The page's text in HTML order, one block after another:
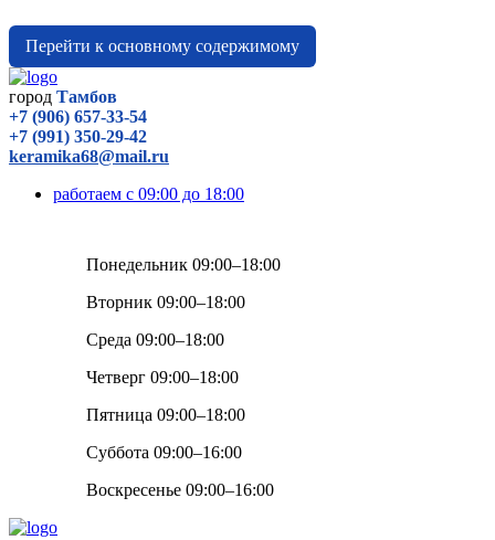
Перейти к основному содержимому
город Тамбов
+7 (906) 657-33-54
+7 (991) 350-29-42
keramika68@mail.ru
работаем с 09:00 до 18:00
Понедельник 09:00–18:00
Вторник 09:00–18:00
Среда 09:00–18:00
Четверг 09:00–18:00
Пятница 09:00–18:00
Суббота 09:00–16:00
Воскресенье 09:00–16:00